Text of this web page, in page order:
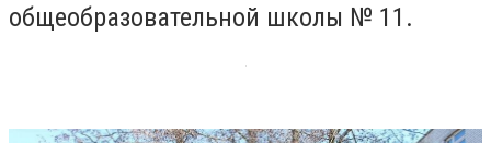
общеобразовательной школы № 11.